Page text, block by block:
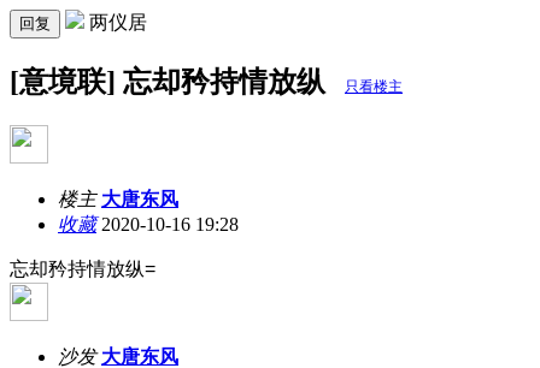
回复 两仪居
[意境联] 忘却矜持情放纵 只看楼主
楼主 大唐东风
收藏2020-10-16 19:28
忘却矜持情放纵=
沙发 大唐东风